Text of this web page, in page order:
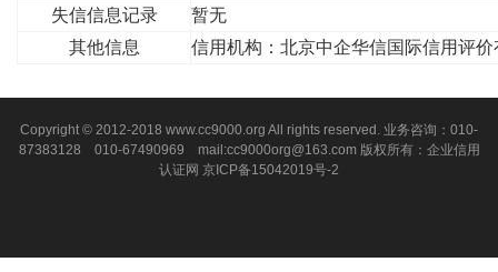
失信信息记录
暂无
其他信息
信用机构：北京中企华信国际信用评
Copyright © 2012-2018 www.cc9000.org All rights reserved. 业务咨询：010-
87383128 010-67490969 mail:cc9000org@163.com 版权所有：企业信用
认证网 京ICP备15042019号-2